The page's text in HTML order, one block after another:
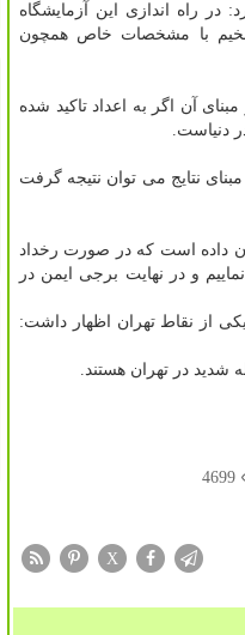
در راه اندازی این آزمایشگاه
با مشخصات خاص همچون
آن اگر به اعداد تاكید شده
دنیاست.
نتایج می توان نتیجه گرفت
و نتاج این تست ها به ما نشان داده است كه در صورت رخداد
و در نهایت برجی ایمن در
از نقاط تهران اظهار داشت:
4699
X